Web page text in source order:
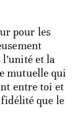
pour les
et la
mutuelle qui
entre toi et
que le